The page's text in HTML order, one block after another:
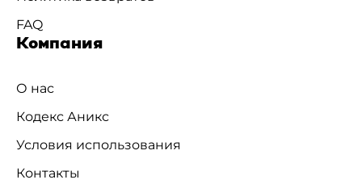
FAQ
Компания
О нас
Кодекс Аникс
Условия использования
Контакты